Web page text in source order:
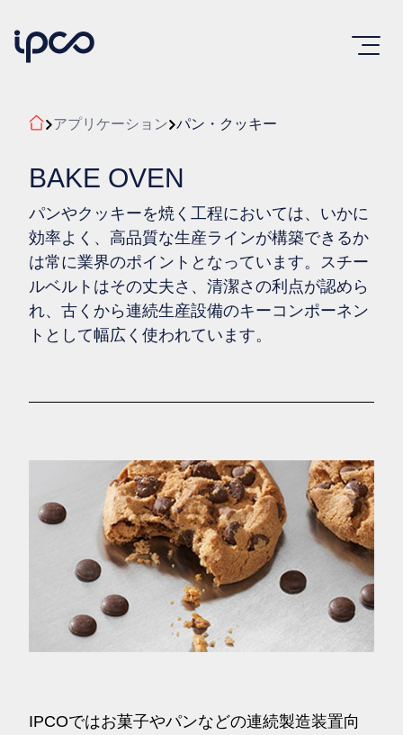
アプリケーション パン・クッキー
BAKE OVEN
パンやクッキーを焼く工程においては、いかに
効率よく、高品質な生産ラインが構築できるか
は常に業界のポイントとなっています。スチー
ルベルトはその丈夫さ、清潔さの利点が認めら
れ、古くから連続生産設備のキーコンポーネン
トとして幅広く使われています。
IPCOではお菓子やパンなどの連続製造装置向